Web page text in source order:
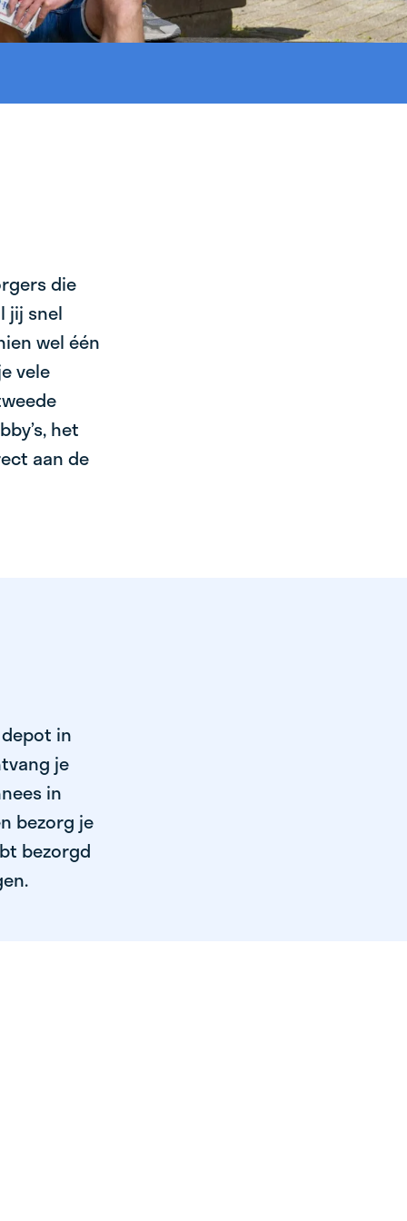
die
jij snel
wel één
vele
het
aan de
in
je
in
bezorg je
bezorgd